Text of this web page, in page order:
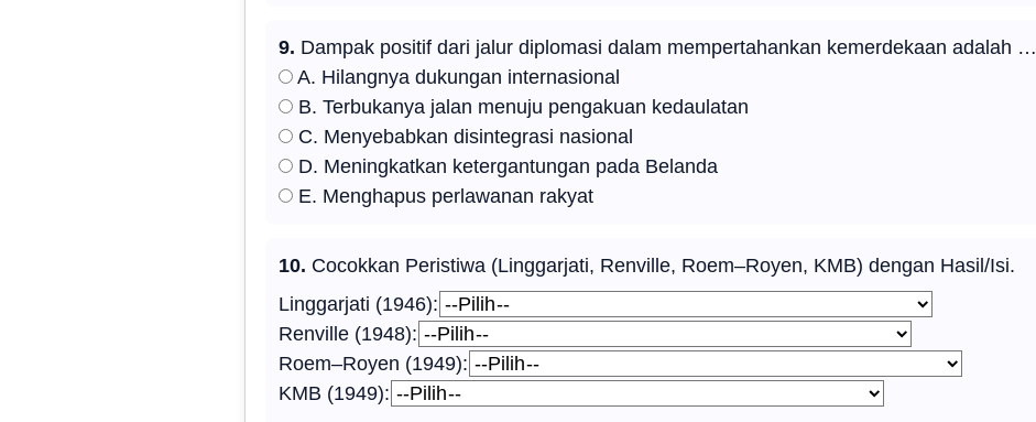
9. Dampak positif dari jalur diplomasi dalam mempertahankan kemerdekaan adalah …
A. Hilangnya dukungan internasional
B. Terbukanya jalan menuju pengakuan kedaulatan
C. Menyebabkan disintegrasi nasional
D. Meningkatkan ketergantungan pada Belanda
E. Menghapus perlawanan rakyat
10. Cocokkan Peristiwa (Linggarjati, Renville, Roem–Royen, KMB) dengan Hasil/Isi.
Linggarjati (1946):
Renville (1948):
Roem–Royen (1949):
KMB (1949):